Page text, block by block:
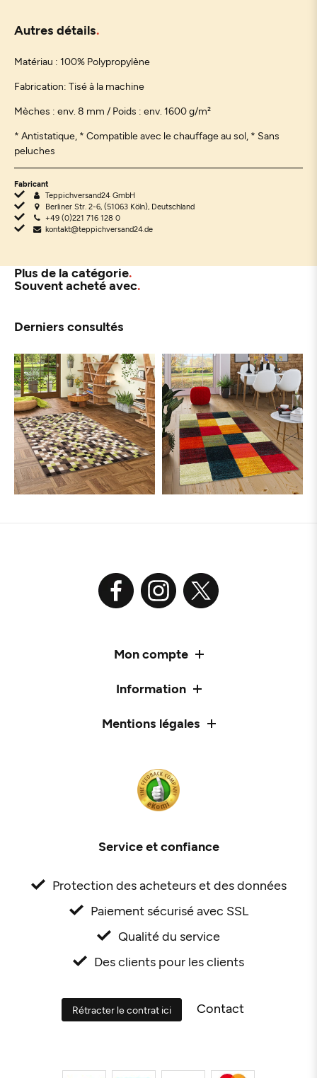
Autres détails
Matériau : 100% Polypropylène
Fabrication: Tisé à la machine
Mèches : env. 8 mm / Poids : env. 1600 g/m²
* Antistatique, * Compatible avec le chauffage au sol, * Sans
peluches
Fabricant
Teppichversand24 GmbH
Berliner Str. 2-6, (51063 Köln), Deutschland
+49 (0)221 716 128 0
kontakt@teppichversand24.de
Plus de la catégorie
Souvent acheté avec
Derniers consultés
Mon compte
Information
Mentions légales
Service et confiance
Protection des acheteurs et des données
Paiement sécurisé avec SSL
Qualité du service
Des clients pour les clients
Rétracter le contrat ici Contact